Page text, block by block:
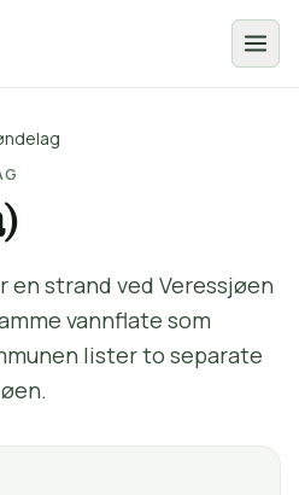
en strand ved Veressjøen
vannflate som
lister to separate